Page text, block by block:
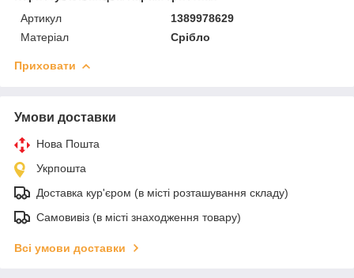
Артикул
1389978629
Матеріал
Срібло
Приховати
Умови доставки
Нова Пошта
Укрпошта
Доставка кур'єром (в місті розташування складу)
Самовивіз (в місті знаходження товару)
Всі умови доставки